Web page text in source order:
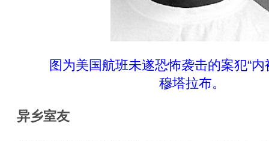
图为美国航班未遂恐怖袭击的案犯“
穆塔拉布。
异乡室友